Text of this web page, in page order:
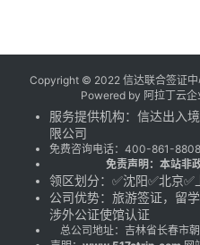
Copyright © 2022 信达联合签证中
Powered by 阿拉丁云
服务提供机构： 信达出入
限公司
免费咨询电话： 400-861-8808
免责声明：本站非
领区划分：✅沈阳✅北京✅
公司优势：旅游签证，留
涉外公证使馆认证
总公司地址：吉林省长春市